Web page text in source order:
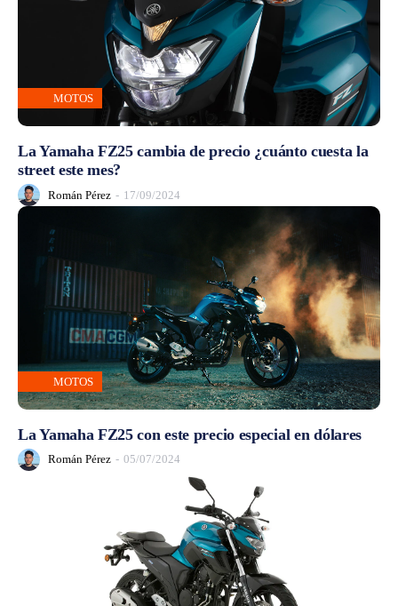
MOTOS
La Yamaha FZ25 cambia de precio ¿cuánto cuesta la
street este mes?
Román Pérez - 17/09/2024
MOTOS
La Yamaha FZ25 con este precio especial en dólares
Román Pérez - 05/07/2024